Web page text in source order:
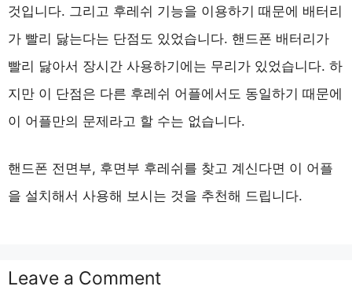
것입니다. 그리고 후레쉬 기능을 이용하기 때문에 배터리
가 빨리 닳는다는 단점도 있었습니다. 핸드폰 배터리가
빨리 닳아서 장시간 사용하기에는 무리가 있었습니다. 하
지만 이 단점은 다른 후레쉬 어플에서도 동일하기 때문에
이 어플만의 문제라고 할 수는 없습니다.
핸드폰 전면부, 후면부 후레쉬를 찾고 계신다면 이 어플
을 설치해서 사용해 보시는 것을 추천해 드립니다.
Leave a Comment